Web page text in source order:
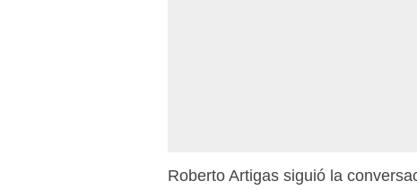
Roberto Artigas siguió la